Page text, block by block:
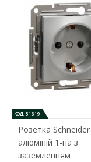
КОД: 31619
Розетка
алюміній 1-на з
заземленням